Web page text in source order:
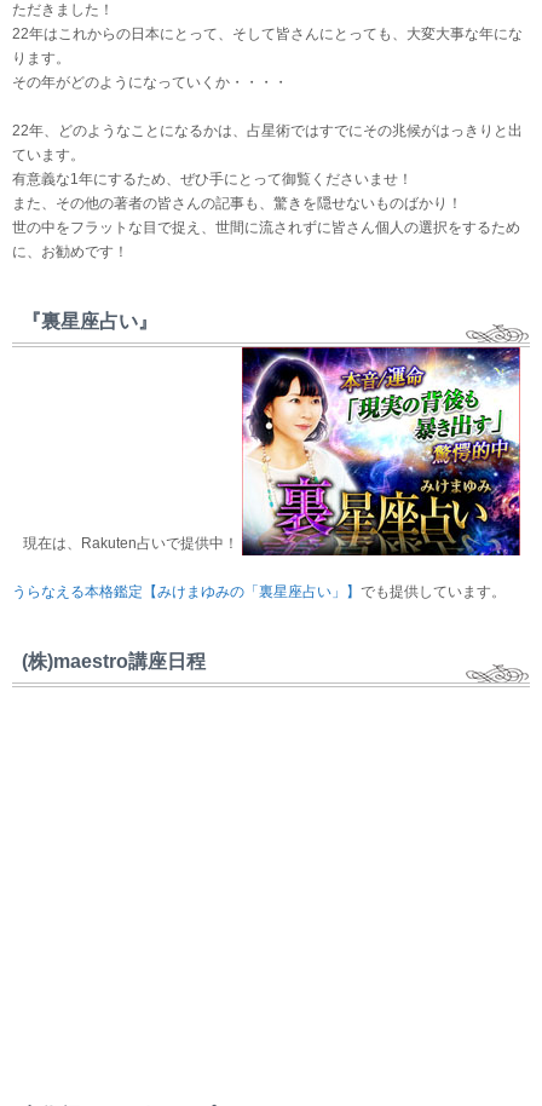
ただきました！
22年はこれからの日本にとって、そして皆さんにとっても、大変大事な年にな
ります。
その年がどのようになっていくか・・・・
22年、どのようなことになるかは、占星術ではすでにその兆候がはっきりと出
ています。
有意義な1年にするため、ぜひ手にとって御覧くださいませ！
また、その他の著者の皆さんの記事も、驚きを隠せないものばかり！
世の中をフラットな目で捉え、世間に流されずに皆さん個人の選択をするため
に、お勧めです！
『裏星座占い』
現在は、Rakuten占いで提供中！
うらなえる本格鑑定【みけまゆみの「裏星座占い」】 でも提供しています。
(株)maestro講座日程